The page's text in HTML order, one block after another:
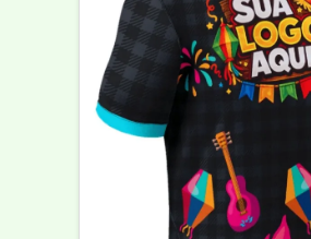
Motocross
Língua Portuguesa